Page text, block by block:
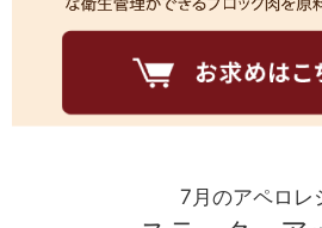
7月のアペロレ